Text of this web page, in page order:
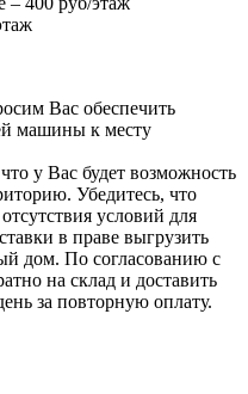
Вас обеспечить
машины к месту
у Вас будет возможность
Убедитесь, что
условий для
в праве выгрузить
дом. По согласованию с
на склад и доставить
за повторную оплату.